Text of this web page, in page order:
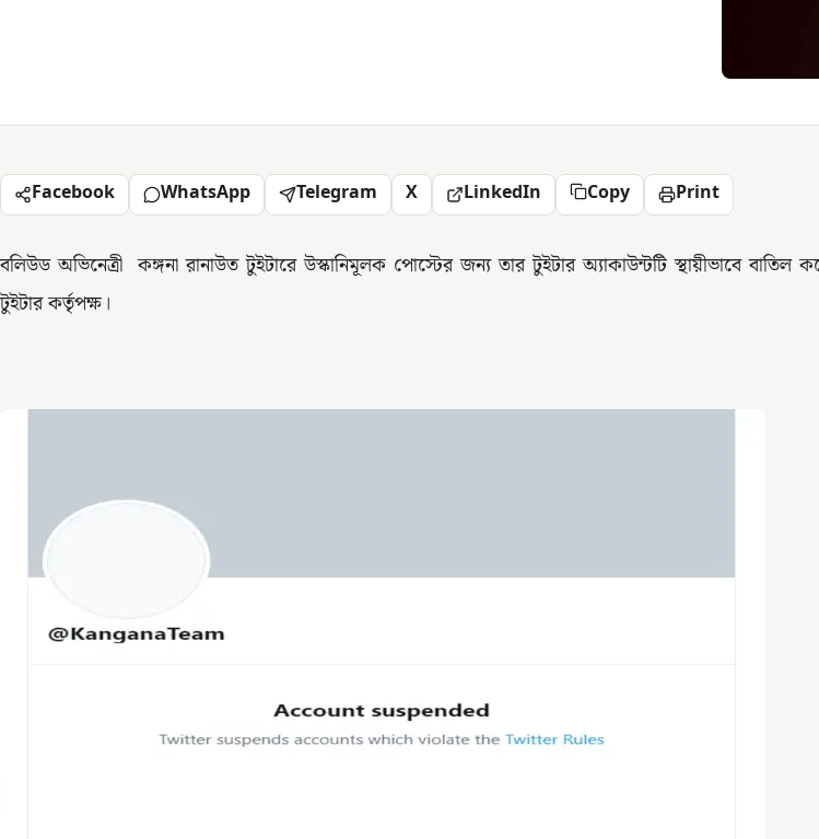
Facebook WhatsApp Telegram X LinkedIn Copy Print
বলিউড অভিনেত্রী কঙ্গনা রানাউত টুইটারে উস্কানিমূলক পোস্টের জন্য তার টুইটার অ্যাকাউন্টটি স্থায়ীভাবে বাতিল
টুইটার কর্তৃপক্ষ।